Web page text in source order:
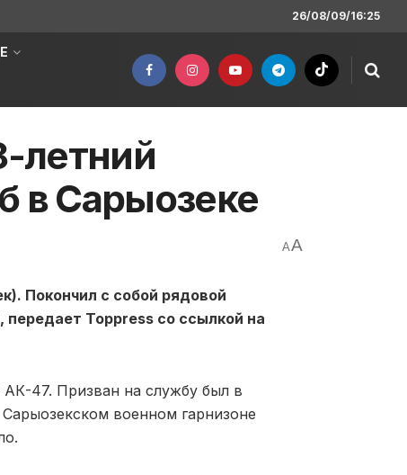
26/08/09/16:25
летний
в Сарыозеке
AA
Покончил с собой рядовой
Toppress со ссылкой на
47. Призван на службу был в
военном гарнизоне